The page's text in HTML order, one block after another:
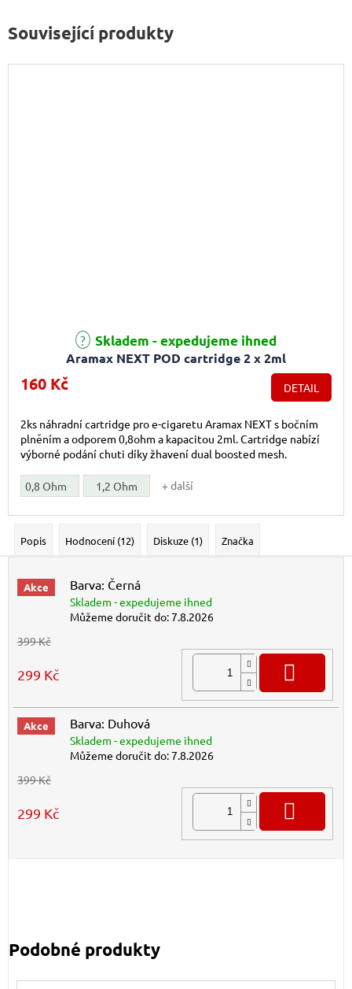
Související produkty
Aramax NEXT POD cartridge 2 x 2ml
Skladem - expedujeme ihned
160 Kč DETAIL
2ks náhradní cartridge pro e-cigaretu Aramax NEXT s bočním
plněním a odporem 0,8ohm a kapacitou 2ml. Cartridge nabízí
výborné podání chuti díky žhavení dual boosted mesh.
0,8 Ohm 1,2 Ohm + další
Popis Hodnocení (12) Diskuze (1) Značka
Akce Barva: Černá
Skladem - expedujeme ihned
Můžeme doručit do:7.8.2026
399 Kč
299 Kč
Akce Barva: Duhová
Skladem - expedujeme ihned
Můžeme doručit do:7.8.2026
399 Kč
299 Kč